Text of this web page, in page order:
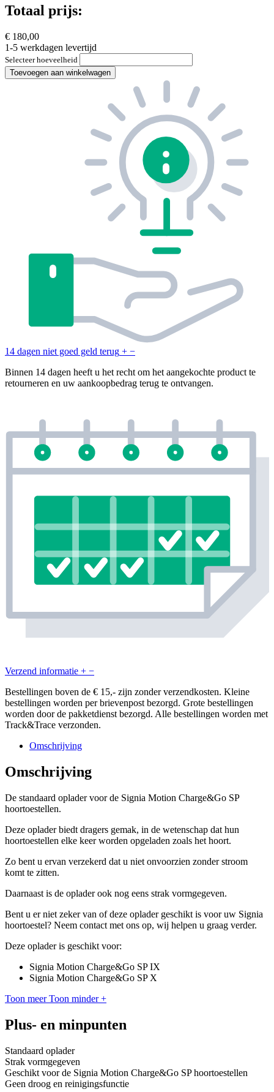
Totaal prijs:
€ 180,00
1-5 werkdagen levertijd
Selecteer hoeveelheid
Toevoegen aan winkelwagen
14 dagen niet goed geld terug + −
Binnen 14 dagen heeft u het recht om het aangekochte product te
retourneren en uw aankoopbedrag terug te ontvangen.
Verzend informatie + −
Bestellingen boven de € 15,- zijn zonder verzendkosten. Kleine
bestellingen worden per brievenpost bezorgd. Grote bestellingen
worden door de pakketdienst bezorgd. Alle bestellingen worden met
Track&Trace verzonden.
Omschrijving
Omschrijving
De standaard oplader voor de Signia Motion Charge&Go SP
hoortoestellen.
Deze oplader biedt dragers gemak, in de wetenschap dat hun
hoortoestellen elke keer worden opgeladen zoals het hoort.
Zo bent u ervan verzekerd dat u niet onvoorzien zonder stroom
komt te zitten.
Daarnaast is de oplader ook nog eens strak vormgegeven.
Bent u er niet zeker van of deze oplader geschikt is voor uw Signia
hoortoestel? Neem contact met ons op, wij helpen u graag verder.
Deze oplader is geschikt voor:
Signia Motion Charge&Go SP IX
Signia Motion Charge&Go SP X
Toon meer Toon minder +
Plus- en minpunten
Standaard oplader
Strak vormgegeven
Geschikt voor de Signia Motion Charge&Go SP hoortoestellen
Geen droog en reinigingsfunctie